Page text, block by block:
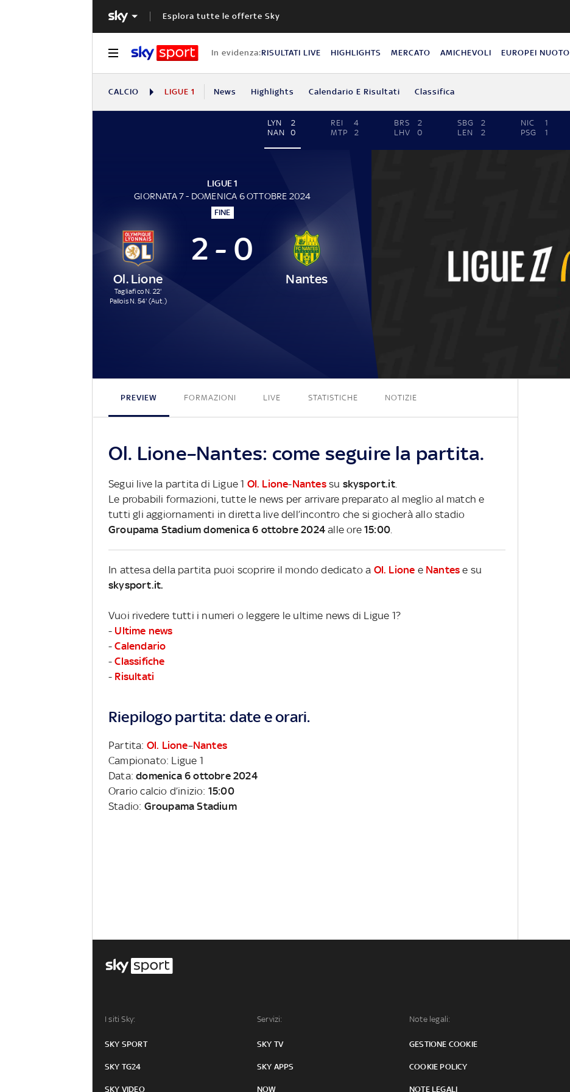
Esplora tutte le offerte Sky
In evidenza:RISULTATI LIVE HIGHLIGHTS MERCATO AMICHEVOLI EUROPEI NUOTO
CALCIO LIGUE 1 News Highlights Calendario E Risultati Classifica
LYN
2
NAN
0
REI
4
MTP
2
BRS
2
LHV
0
SBG
2
LEN
2
NIC
1
PSG
1
LIGUE 1
GIORNATA 7 - DOMENICA 6 OTTOBRE 2024
FINE
Ol. Lione
Tagliafico N. 22'
Pallois N. 54' (Aut.)
2 - 0
Nantes
PREVIEW FORMAZIONI LIVE STATISTICHE NOTIZIE
Ol. Lione–Nantes: come seguire la partita.
Segui live la partita di Ligue 1 Ol. Lione-Nantessu skysport.it.
Le probabili formazioni, tutte le news per arrivare preparato al meglio al match e
tutti gli aggiornamenti in diretta live dell’incontro che si giocherà allo stadio
Groupama Stadium domenica 6 ottobre 2024 alle ore 15:00
In attesa della partita puoi scoprire il mondo dedicato a Ol. Lione e Nantes e su
skysport.it.
Vuoi rivedere tutti i numeri o leggere le ultime news di Ligue 1?
- Ultime news
-Calendario
-Classifiche
- Risultati
Riepilogo partita: date e orari.
Partita: Ol. Lione–Nantes
Campionato: Ligue 1
Data:domenica 6 ottobre 2024
Orario calcio d’inizio: 15:00
Stadio: Groupama Stadium
I siti Sky:
SKY SPORT
SKY TG24
SKY VIDEO
Servizi:
SKY TV
SKY APPS
NOW
Note legali:
GESTIONE COOKIE
COOKIE POLICY
NOTE LEGALI